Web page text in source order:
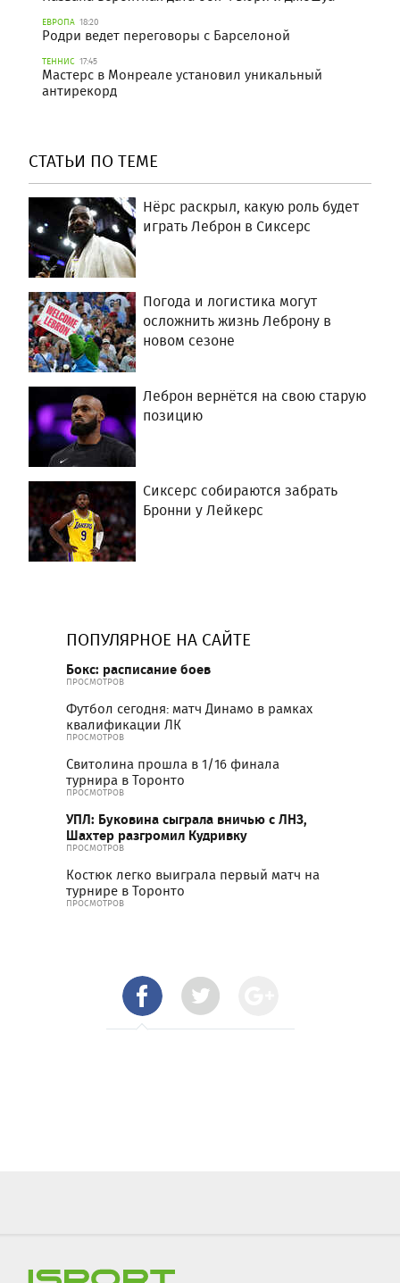
ЕВРОПА 18:20
Родри ведет переговоры с Барселоной
ТЕННИС 17:45
Мастерс в Монреале установил уникальный
антирекорд
СТАТЬИ ПО ТЕМЕ
Нёрс раскрыл, какую роль будет
играть Леброн в Сиксерс
Погода и логистика могут
осложнить жизнь Леброну в
новом сезоне
Леброн вернётся на свою старую
позицию
Сиксерс собираются забрать
Бронни у Лейкерс
ПОПУЛЯРНОЕ НА САЙТЕ
Бокс: расписание боев
ПРОСМОТРОВ
Футбол сегодня: матч Динамо в рамках
квалификации ЛК
ПРОСМОТРОВ
Свитолина прошла в 1/16 финала
турнира в Торонто
ПРОСМОТРОВ
УПЛ: Буковина сыграла вничью с ЛНЗ,
Шахтер разгромил Кудривку
ПРОСМОТРОВ
Костюк легко выиграла первый матч на
турнире в Торонто
ПРОСМОТРОВ